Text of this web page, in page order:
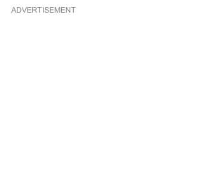
ADVERTISEMENT